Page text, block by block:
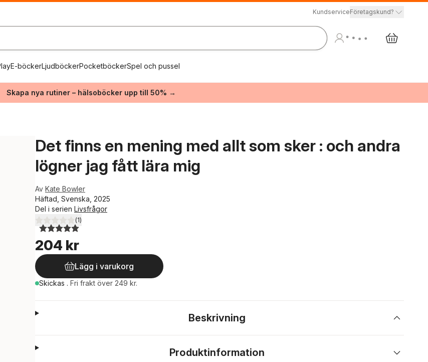
KundserviceFöretagskund?
E-böckerLjudböckerPocketböckerSpel och pussel
Skapa nya rutiner – hälsoböcker upp till 50% →
Det finns en mening med allt som sker : och andra
lögner jag fått lära mig
Av Kate Bowler
Häftad, Svenska, 2025
Del i serien Livsfrågor
5,0utav 5 stjärnor. Totalt antal röster:
(1)
204 kr
Lägg i varukorg
Skickas . Fri frakt över 249 kr.
Beskrivning
Produktinformation